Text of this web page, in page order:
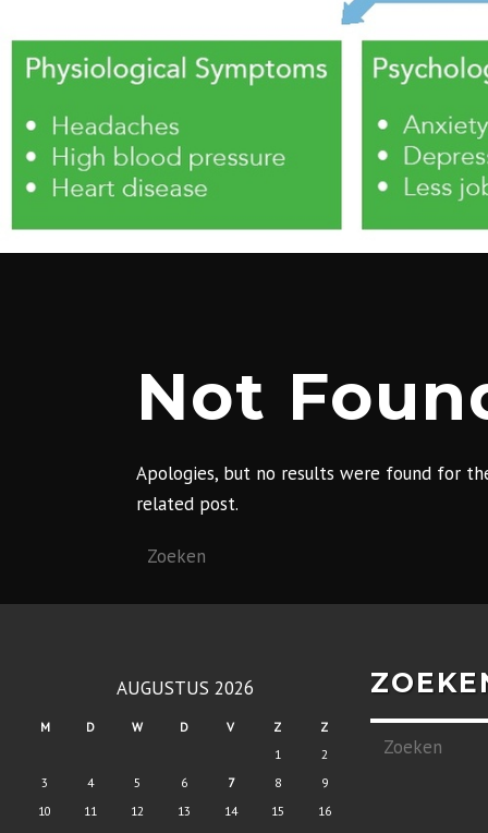
Not
Apologies, but no results were found for
related post.
AUGUSTUS 2026
M D W D V Z
Z
1
2
3
4 5 6 7 8
9
10
11 12 13 14 15
16